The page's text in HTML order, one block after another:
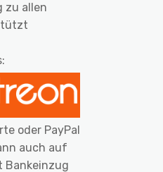
zu allen
oder PayPal
auch auf
Bankeinzug